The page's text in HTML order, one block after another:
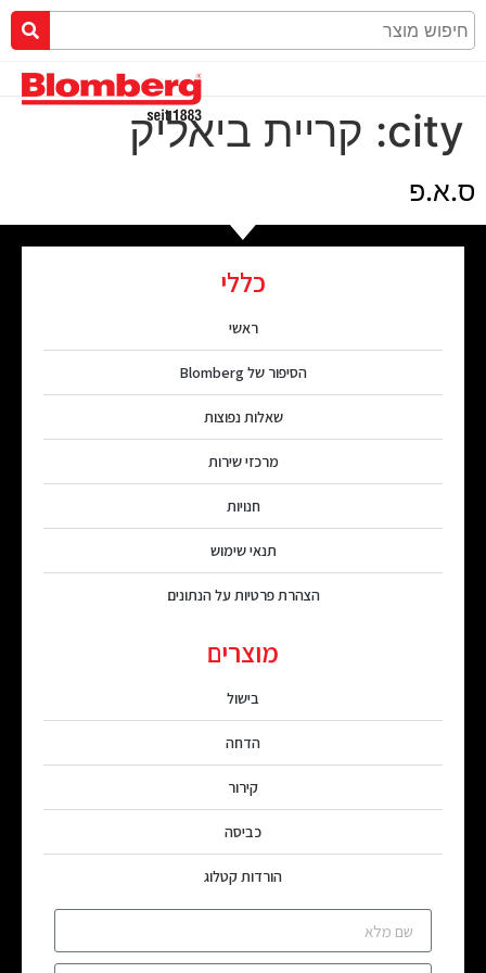
city: קריית ביאליק
ס.א.פ
כללי
ראשי
הסיפור של Blomberg
שאלות נפוצות
מרכזי שירות
חנויות
תנאי שימוש
הצהרת פרטיות על הנתונים
מוצרים
בישול
הדחה
קירור
כביסה
הורדות קטלוג